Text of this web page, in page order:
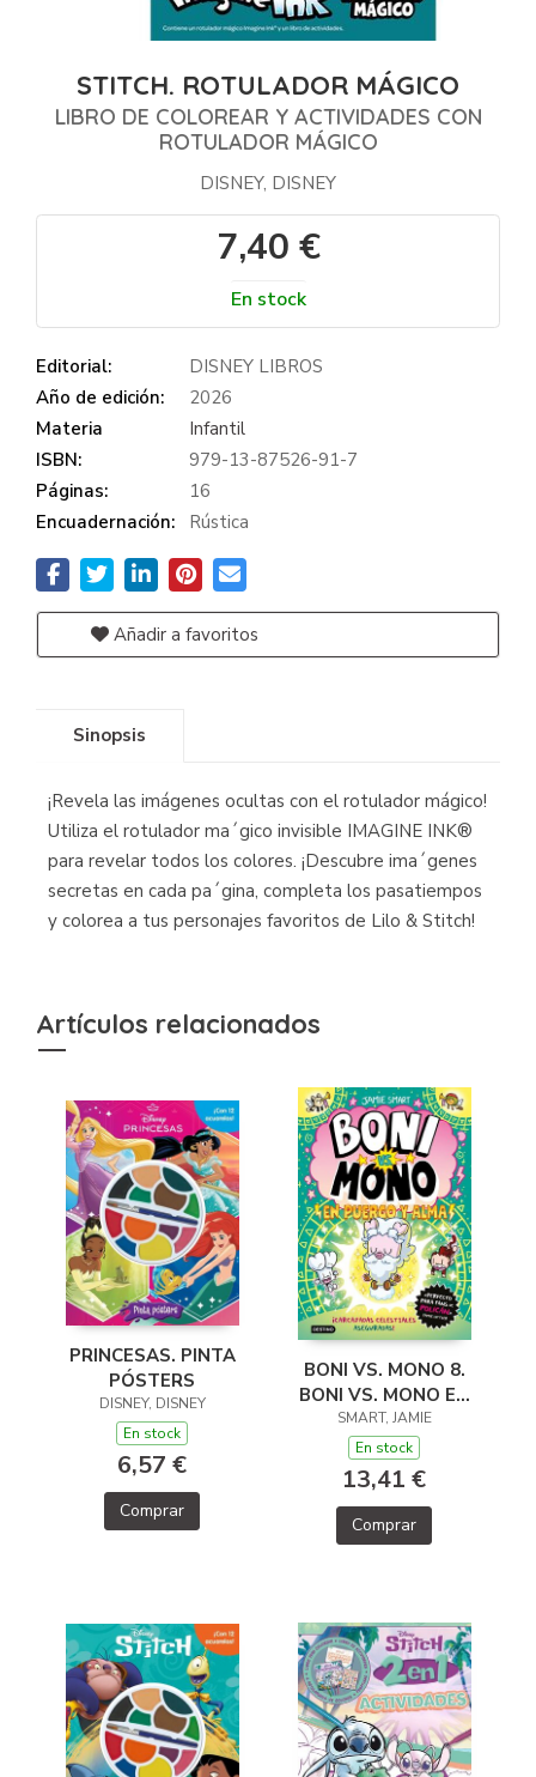
STITCH. ROTULADOR MÁGICO
LIBRO DE COLOREAR Y ACTIVIDADES CON
ROTULADOR MÁGICO
DISNEY, DISNEY
7,40 €
En stock
Editorial:
DISNEY LIBROS
Año de edición:
2026
Materia
Infantil
ISBN:
979-13-87526-91-7
Páginas:
16
Encuadernación:
Rústica
Añadir a favoritos
Sinopsis
¡Revela las imágenes ocultas con el rotulador mágico!
Utiliza el rotulador ma´gico invisible IMAGINE INK®
para revelar todos los colores. ¡Descubre ima´genes
secretas en cada pa´gina, completa los pasatiempos
y colorea a tus personajes favoritos de Lilo & Stitch!
Artículos relacionados
PRINCESAS. PINTA
PÓSTERS
DISNEY, DISNEY
En stock
6,57 €
Comprar
BONI VS. MONO 8.
BONI VS. MONO EN
PUERCO Y ALMA
SMART, JAMIE
En stock
13,41 €
Comprar